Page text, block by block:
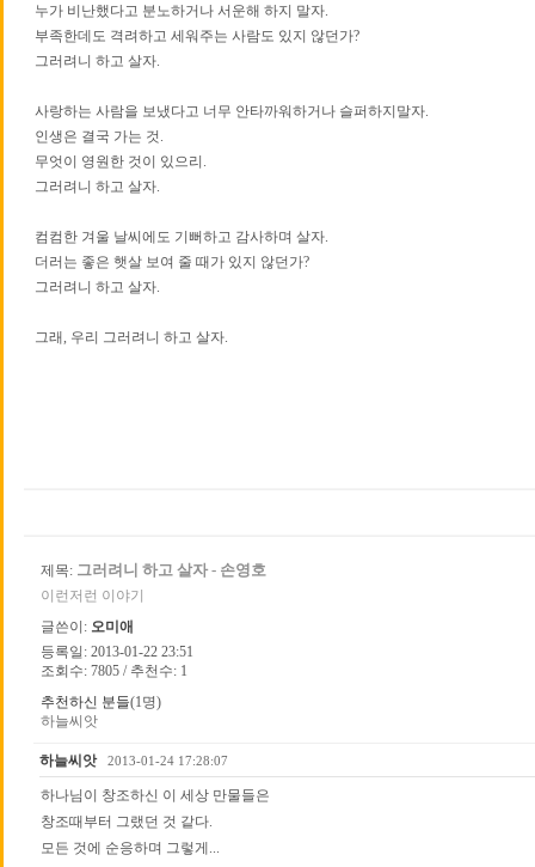
누가 비난했다고 분노하거나 서운해 하지 말자.
부족한데도 격려하고 세워주는 사람도 있지 않던가?
그러려니 하고 살자.
사랑하는 사람을 보냈다고 너무 안타까워하거나 슬퍼하지말자.
인생은 결국 가는 것.
무엇이 영원한 것이 있으리.
그러려니 하고 살자.
컴컴한 겨울 날씨에도 기뻐하고 감사하며 살자.
더러는 좋은 햇살 보여 줄 때가 있지 않던가?
그러려니 하고 살자.
그래, 우리 그러려니 하고 살자.
제목: 그러려니 하고 살자 - 손영호
이런저런 이야기
글쓴이: 오미애
등록일: 2013-01-22 23:51
조회수: 7805 / 추천수: 1
추천하신 분들(1명)
하늘씨앗
하늘씨앗 2013-01-24 17:28:07
하나님이 창조하신 이 세상 만물들은
창조때부터 그랬던 것 같다.
모든 것에 순응하며 그렇게...